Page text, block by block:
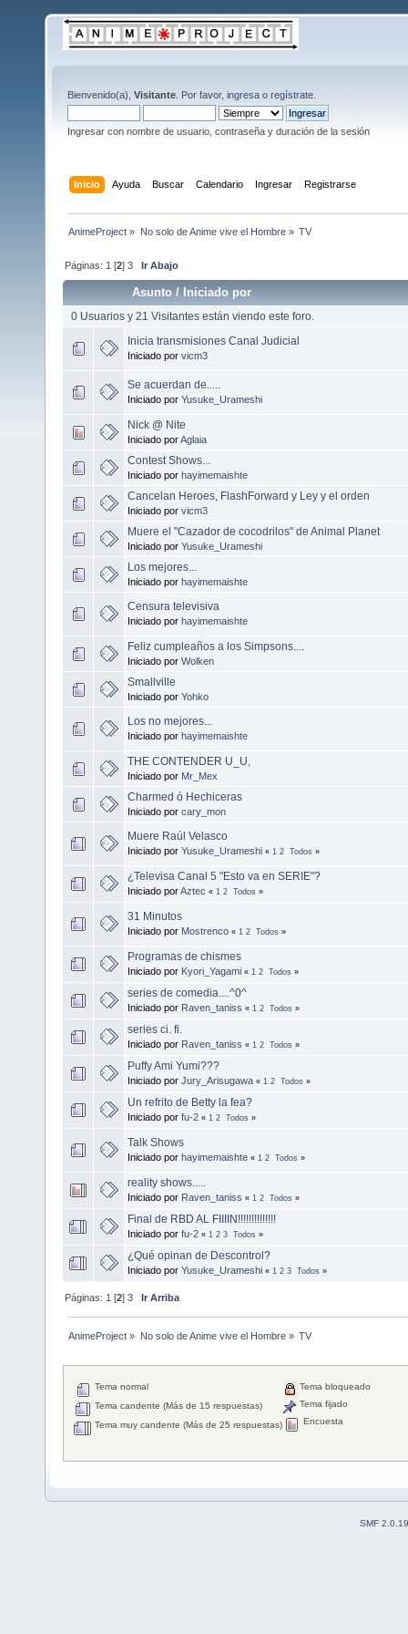
Bienvenido(a), Visitante . Por favor, ingresa o regístrate
Ingresar con nombre de usuario, contraseña y duración de la sesión
Inicio Ayuda Buscar Calendario Ingresar Registrarse
AnimeProject » No solo de Anime vive el Hombre» TV
Páginas: 1 [2]3 Ir Abajo
Asunto /Iniciado por
0 Usuarios y 21 Visitantes están viendo este foro.
Inicia transmisiones Canal Judicial
Iniciado por vicm3
Se acuerdan de.....
Iniciado por Yusuke_Urameshi
Nick @ Nite
Iniciado porAglaia
Contest Shows...
Iniciado por hayimemaishte
Cancelan Heroes, FlashForward y Ley y el orden
Iniciado por vicm3
Muere el "Cazador de cocodrilos" de Animal Planet
Iniciado por Yusuke_Urameshi
Los mejores...
Iniciado por hayimemaishte
Censura televisiva
Iniciado por hayimemaishte
Feliz cumpleaños a los Simpsons....
Iniciado por Wolken
Smallville
Iniciado por Yohko
Los no mejores...
Iniciado por hayimemaishte
THE CONTENDER U_U,
Iniciado por Mr_Mex
Charmed ó Hechiceras
Iniciado por cary_mon
Muere Raúl Velasco
Iniciado por Yusuke_Urameshi « 1 2 Todos »
¿Televisa Canal 5 "Esto va en SERIE"?
Iniciado porAztec « 1 2 Todos »
31 Minutos
Iniciado por Mostrenco « 1 2 Todos »
Programas de chismes
Iniciado por Kyori_Yagami « 1 2 Todos »
series de comedia....^0^
Iniciado por Raven_taniss « 1 2 Todos »
series ci. fi.
Iniciado por Raven_taniss « 1 2 Todos »
Puffy Ami Yumi???
Iniciado por Jury_Arisugawa « 1 2 Todos »
Un refrito de Betty la fea?
Iniciado por fu-2 « 1 2 Todos »
Talk Shows
Iniciado por hayimemaishte « 1 2 Todos »
reality shows.....
Iniciado por Raven_taniss « 1 2 Todos »
Final de RBD AL FIIIIN!!!!!!!!!!!!!!
Iniciado por fu-2 « 1 2 3 Todos »
¿Qué opinan de Descontrol?
Iniciado por Yusuke_Urameshi « 1 2 3 Todos »
Páginas: 1 [2]3 Ir Arriba
AnimeProject » No solo de Anime vive el Hombre» TV
Tema normal
Tema candente (Más de 15 respuestas)
Tema muy candente (Más de 25 respuestas)
Tema bloqueado
Tema fijado
Encuesta
SMF 2.0.19